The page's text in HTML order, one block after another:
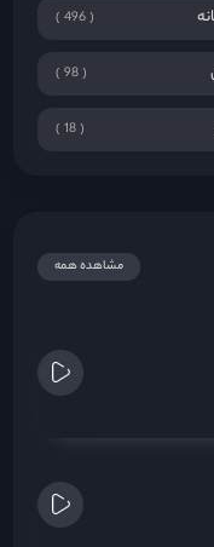
496
98
18
مشاهده همه